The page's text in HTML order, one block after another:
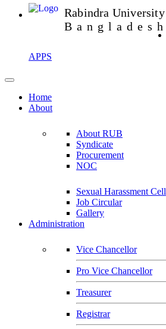
Rabindra University
Bangladesh
APPS
Home
About
About RUB
Syndicate
Procurement
NOC
Sexual Harassment Cell
Job Circular
Gallery
Administration
Vice Chancellor
Pro Vice Chancellor
Treasurer
Registrar